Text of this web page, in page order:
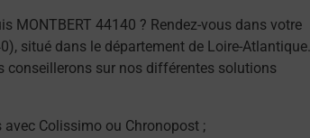
MONTBERT 44140 ? Rendez-vous dans votre
situé dans le département de Loire-
conseillerons sur nos différentes solutions
Colissimo ou Chronopost ;